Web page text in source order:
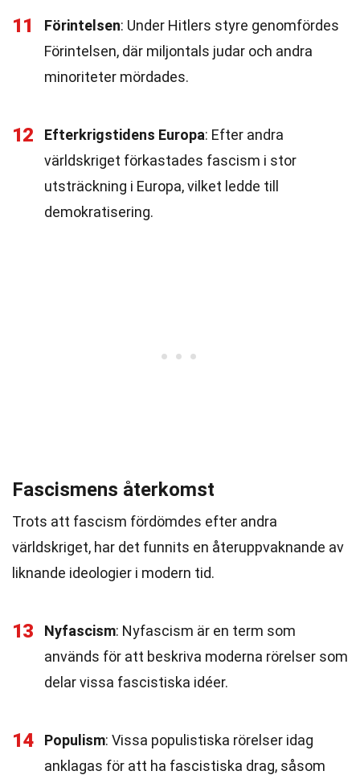
11 Förintelsen: Under Hitlers styre genomfördes
Förintelsen, där miljontals judar och andra
minoriteter mördades.
12 Efterkrigstidens Europa: Efter andra
världskriget förkastades fascism i stor
utsträckning i Europa, vilket ledde till
demokratisering.
Fascismens återkomst
Trots att fascism fördömdes efter andra
världskriget, har det funnits en återuppvaknande av
liknande ideologier i modern tid.
13 Nyfascism: Nyfascism är en term som
används för att beskriva moderna rörelser som
delar vissa fascistiska idéer.
14 Populism: Vissa populistiska rörelser idag
anklagas för att ha fascistiska drag, såsom